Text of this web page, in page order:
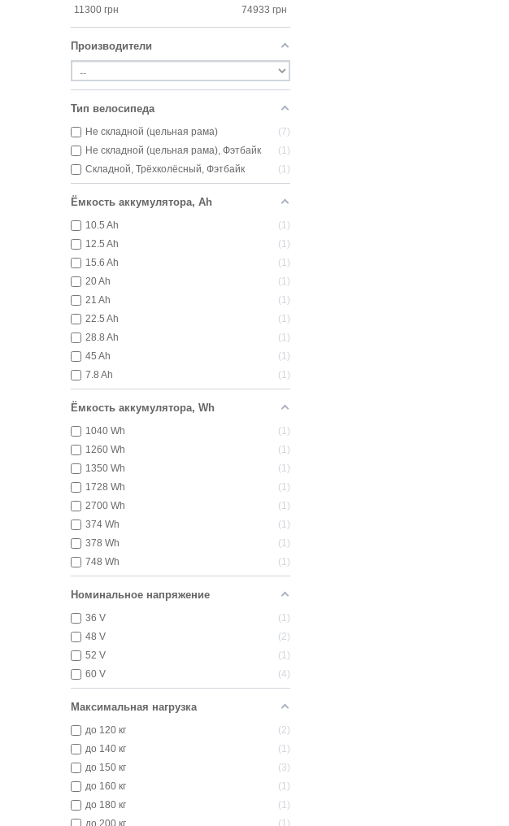
11300 грн 74933 грн
Производители
Тип велосипеда
Не складной (цельная рама)
7
Не складной (цельная рама), Фэтбайк
1
Складной, Трёхколёсный, Фэтбайк
1
Ёмкость аккумулятора, Ah
10.5 Ah
1
12.5 Ah
1
15.6 Ah
1
20 Ah
1
21 Ah
1
22.5 Ah
1
28.8 Ah
1
45 Ah
1
7.8 Ah
1
Ёмкость аккумулятора, Wh
1040 Wh
1
1260 Wh
1
1350 Wh
1
1728 Wh
1
2700 Wh
1
374 Wh
1
378 Wh
1
748 Wh
1
Номинальное напряжение
36 V
1
48 V
2
52 V
1
60 V
4
Максимальная нагрузка
до 120 кг
2
до 140 кг
1
до 150 кг
3
до 160 кг
1
до 180 кг
1
до 200 кг
1